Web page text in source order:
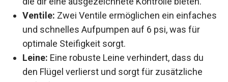
ergonomisch gestalteten Griffen
ausgestattet, die dir eine ausgezeichnete
Kontrolle bieten.
Ventile:Zwei Ventile ermöglichen ein
einfaches und schnelles Aufpumpen auf 6 psi,
was für optimale Steifigkeit sorgt.